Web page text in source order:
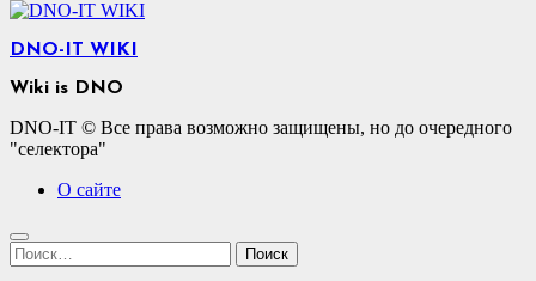
DNO-IT WIKI
Wiki is DNO
DNO-IT © Все права возможно защищены, но до очередного
"селектора"
О сайте
Найти: